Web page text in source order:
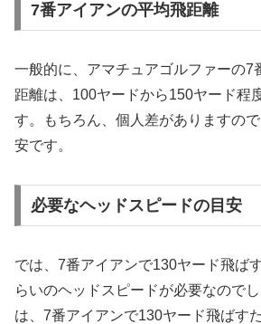
7番アイアンの平均飛距離
一般的に、アマチュアゴルファーの7
距離は、100ヤードから150ヤード程
す。もちろん、個人差がありますの
安です。
必要なヘッドスピードの目安
では、7番アイアンで130ヤード飛ば
らいのヘッドスピードが必要なので
は、7番アイアンで130ヤード飛ばす